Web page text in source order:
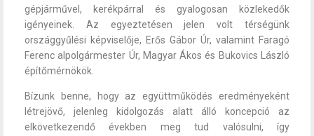
gépjárművel, kerékpárral és gyalogosan közlekedők
igényeinek. Az egyeztetésen jelen volt térségünk
országgyűlési képviselője, Erős Gábor Úr, valamint Faragó
Ferenc alpolgármester Úr, Magyar Ákos és Bukovics László
építőmérnökök.
Bízunk benne, hogy az együttműködés eredményeként
létrejövő, jelenleg kidolgozás alatt álló koncepció az
elkövetkezendő években meg tud valósulni, így